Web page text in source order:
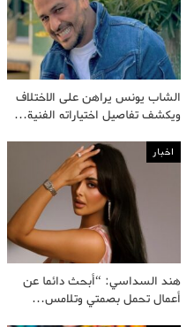
الشاب يونس يراهن على الاختلاف
ويكشف تفاصيل اختياراته الفنية…
اخبار
هند السداسي: “أبحث دائما عن
أعمال تحمل بصمتي وتلامس…